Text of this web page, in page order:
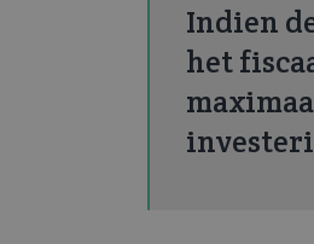
Indien
het